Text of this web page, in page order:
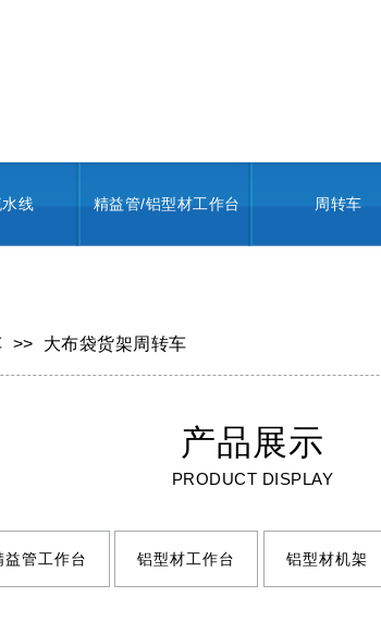
线 精益管/铝型材工作台 周转车
>> 大布袋货架周转车
产品展示
PRODUCT DISPLAY
益管工作台 铝型材工作台 铝型材机架